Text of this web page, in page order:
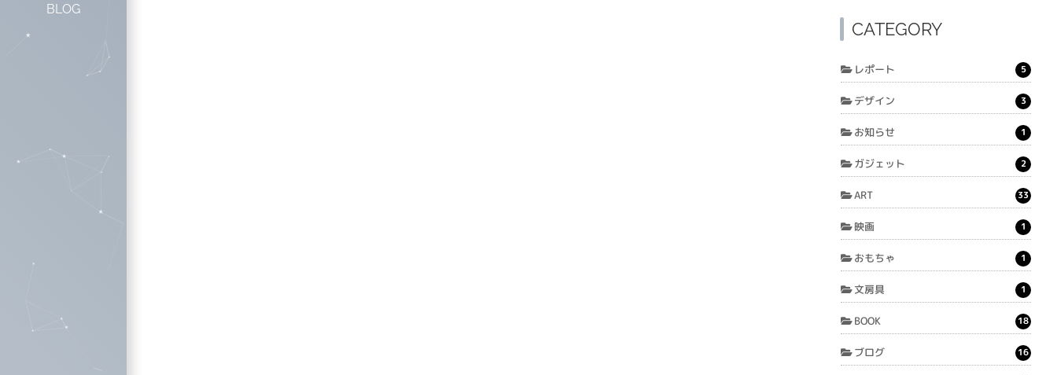
BLOG
CATEGORY
レポート 5
デザイン 3
お知らせ 1
ガジェット 2
ART 33
映画 1
おもちゃ 1
文房具 1
BOOK 18
ブログ 16